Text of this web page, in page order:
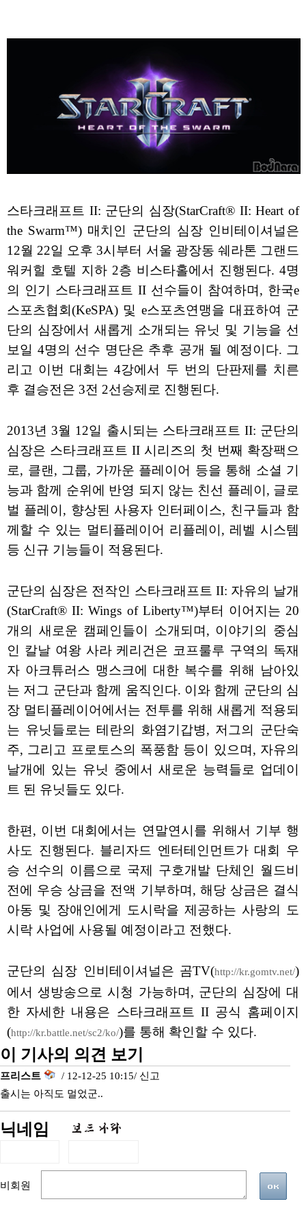
스타크래프트 II: 군단의 심장(StarCraft® II: Heart of
the Swarm™) 매치인 군단의 심장 인비테이셔널은
12월 22일 오후 3시부터 서울 광장동 쉐라톤 그랜드
워커힐 호텔 지하 2층 비스타홀에서 진행된다. 4명
의 인기 스타크래프트 II 선수들이 참여하며, 한국e
스포츠협회(KeSPA) 및 e스포츠연맹을 대표하여 군
단의 심장에서 새롭게 소개되는 유닛 및 기능을 선
보일 4명의 선수 명단은 추후 공개 될 예정이다. 그
리고 이번 대회는 4강에서 두 번의 단판제를 치른
후 결승전은 3전 2선승제로 진행된다.
2013년 3월 12일 출시되는 스타크래프트 II: 군단의
심장은 스타크래프트 II 시리즈의 첫 번째 확장팩으
로, 클랜, 그룹, 가까운 플레이어 등을 통해 소셜 기
능과 함께 순위에 반영 되지 않는 친선 플레이, 글로
벌 플레이, 향상된 사용자 인터페이스, 친구들과 함
께할 수 있는 멀티플레이어 리플레이, 레벨 시스템
등 신규 기능들이 적용된다.
군단의 심장은 전작인 스타크래프트 II: 자유의 날개
(StarCraft® II: Wings of Liberty™)부터 이어지는 20
개의 새로운 캠페인들이 소개되며, 이야기의 중심
인 칼날 여왕 사라 케리건은 코프룰루 구역의 독재
자 아크튜러스 맹스크에 대한 복수를 위해 남아있
는 저그 군단과 함께 움직인다. 이와 함께 군단의 심
장 멀티플레이어에서는 전투를 위해 새롭게 적용되
는 유닛들로는 테란의 화염기갑병, 저그의 군단숙
주, 그리고 프로토스의 폭풍함 등이 있으며, 자유의
날개에 있는 유닛 중에서 새로운 능력들로 업데이
트 된 유닛들도 있다.
한편, 이번 대회에서는 연말연시를 위해서 기부 행
사도 진행된다. 블리자드 엔터테인먼트가 대회 우
승 선수의 이름으로 국제 구호개발 단체인 월드비
전에 우승 상금을 전액 기부하며, 해당 상금은 결식
아동 및 장애인에게 도시락을 제공하는 사랑의 도
시락 사업에 사용될 예정이라고 전했다.
군단의 심장 인비테이셔널은 곰TV(http://kr.gomtv.net/)
에서 생방송으로 시청 가능하며, 군단의 심장에 대
한 자세한 내용은 스타크래프트 II 공식 홈페이지
(http://kr.battle.net/sc2/ko/)를 통해 확인할 수 있다.
이 기사의 의견 보기
프리스트 / 12-12-25 10:15/ 신고
출시는 아직도 멀었군..
닉네임
비회원